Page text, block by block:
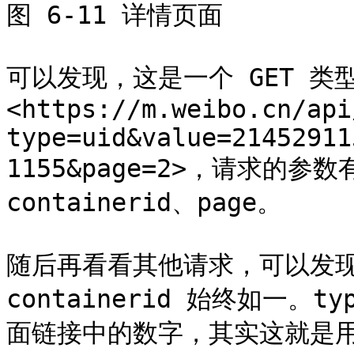
图 6-11 详情页面
可以发现，这是一个 GET 类
<https://m.weibo.cn/
1155&page=2>，请求的参
containerid、page。
随后再看看其他请求，可以
containerid 始终如一。
面链接中的数字，其实这就